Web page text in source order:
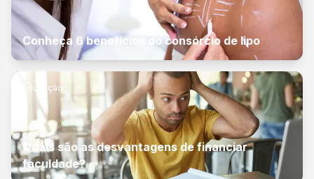
Conheça 6 benefícios do consórcio de lipo
Educação
Quais são as desvantagens de financiar
faculdade?